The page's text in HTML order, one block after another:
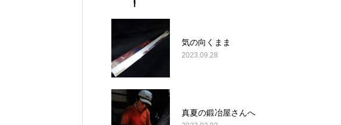
気の向くまま
2023.09.28
真夏の鍛冶屋さんへ